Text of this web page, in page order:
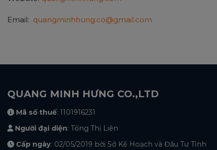
Email: quangminhhung.co@gmail.com
QUANG MINH HƯNG CO.,LTD
Mã số thuế: 1101916231
Người đại diện: Tống Thị Liên
Cấp ngày: 02/05/2019 bời Sở Kế Hoạch và Đầu Tư Tỉnh